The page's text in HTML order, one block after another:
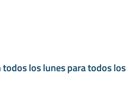
los lunes para todos los